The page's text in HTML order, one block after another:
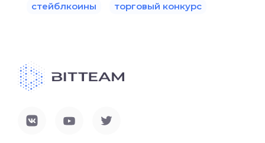
стейблкоины
торговый конкурс